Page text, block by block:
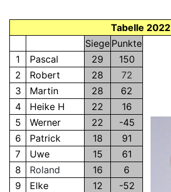
Tabelle 2022
Siege Punkte
1
Pascal 29
150
2
Robert 28
72
3
Martin 28
62
4
Heike H 22
16
5
Werner 22
-45
6
Patrick 18
91
7
Uwe 15
61
8
Roland 16
6
9
Elke 12
-52